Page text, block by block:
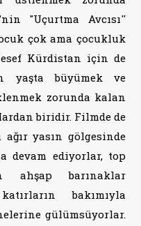
"Uçurtma Avcısı''
çok ama çocukluk
Kürdistan için de
yaşta büyümek ve
zorunda kalan
biridir. Filmde de
yasın gölgesinde
devam ediyorlar, top
ahşap barınaklar
bakımıyla
gülümsüyorlar.